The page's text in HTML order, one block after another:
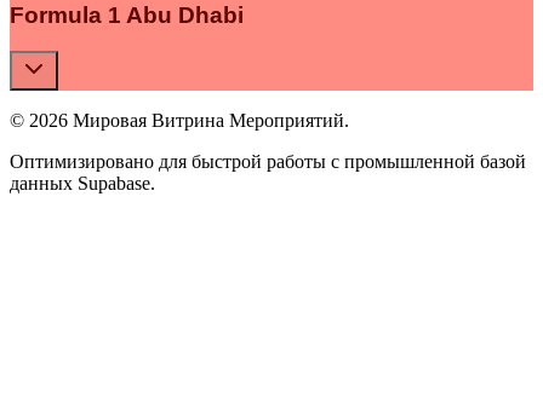
Formula 1 Abu Dhabi
© 2026 Мировая Витрина Мероприятий.
Оптимизировано для быстрой работы с промышленной базой
данных Supabase.